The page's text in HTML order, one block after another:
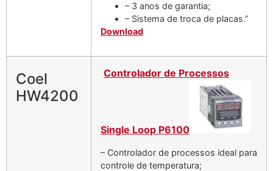
– 3 anos de garantia;
– Sistema de troca de placas.”
Download
Coel
HW4200
Controlador de Processos
Single Loop P6100
– Controlador de processos ideal para
controle de temperatura;